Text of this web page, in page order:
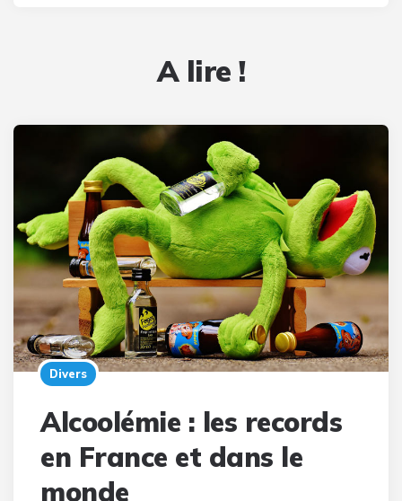
A lire !
Divers
Alcoolémie : les records
en France et dans le
monde